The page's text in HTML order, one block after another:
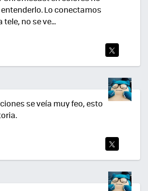
Lo conectamos
no se ve...
TEA
R
se veía muy feo, esto
TEA
R